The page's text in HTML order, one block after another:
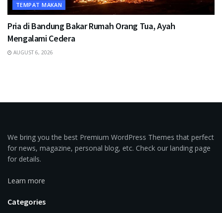
TEMPAT MAKAN
Pria di Bandung Bakar Rumah Orang Tua, Ayah
Mengalami Cedera
AUGUST 6, 2026
We bring you the best Premium WordPress Themes that perfect
for news, magazine, personal blog, etc. Check our landing page
for details.
Learn more
Categories